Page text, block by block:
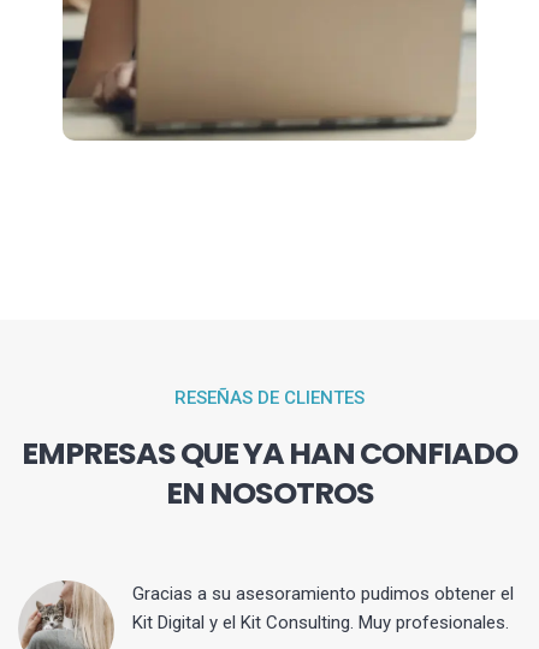
RESEÑAS DE CLIENTES
EMPRESAS QUE YA HAN CONFIADO
EN NOSOTROS
Gracias a su asesoramiento pudimos obtener el
Kit Digital y el Kit Consulting. Muy profesionales.